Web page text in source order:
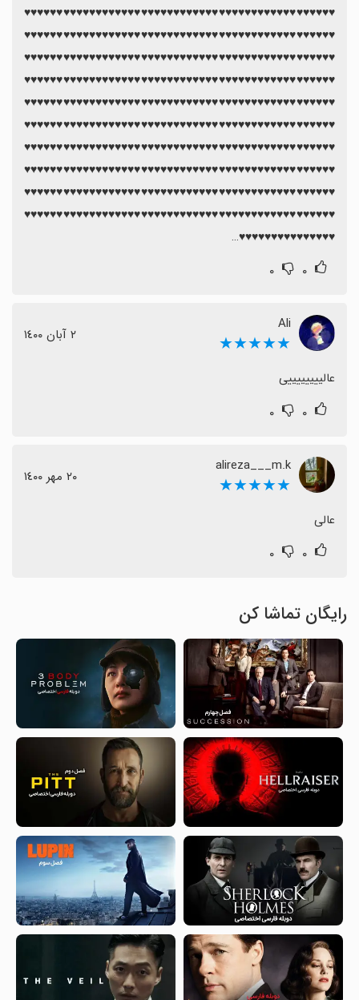
♥♥♥♥♥♥♥♥♥♥♥♥♥♥♥♥♥♥♥♥♥♥♥♥♥♥♥♥♥♥♥♥♥♥♥♥♥♥♥♥♥♥♥♥♥♥♥♥
♥♥♥♥♥♥♥♥♥♥♥♥♥♥♥♥♥♥♥♥♥♥♥♥♥♥♥♥♥♥♥♥♥♥♥♥♥♥♥♥♥♥♥♥♥♥♥♥
♥♥♥♥♥♥♥♥♥♥♥♥♥♥♥♥♥♥♥♥♥♥♥♥♥♥♥♥♥♥♥♥♥♥♥♥♥♥♥♥♥♥♥♥♥♥♥♥
♥♥♥♥♥♥♥♥♥♥♥♥♥♥♥♥♥♥♥♥♥♥♥♥♥♥♥♥♥♥♥♥♥♥♥♥♥♥♥♥♥♥♥♥♥♥♥♥
♥♥♥♥♥♥♥♥♥♥♥♥♥♥♥♥♥♥♥♥♥♥♥♥♥♥♥♥♥♥♥♥♥♥♥♥♥♥♥♥♥♥♥♥♥♥♥♥
♥♥♥♥♥♥♥♥♥♥♥♥♥♥♥♥♥♥♥♥♥♥♥♥♥♥♥♥♥♥♥♥♥♥♥♥♥♥♥♥♥♥♥♥♥♥♥♥
♥♥♥♥♥♥♥♥♥♥♥♥♥♥♥♥♥♥♥♥♥♥♥♥♥♥♥♥♥♥♥♥♥♥♥♥♥♥♥♥♥♥♥♥♥♥♥♥
♥♥♥♥♥♥♥♥♥♥♥♥♥♥♥♥♥♥♥♥♥♥♥♥♥♥♥♥♥♥♥♥♥♥♥♥♥♥♥♥♥♥♥♥♥♥♥♥
♥♥♥♥♥♥♥♥♥♥♥♥♥♥♥♥♥♥♥♥♥♥♥♥♥♥♥♥♥♥♥♥♥♥♥♥♥♥♥♥♥♥♥♥♥♥♥♥
♥♥♥♥♥♥♥♥♥♥♥♥♥♥♥♥♥♥♥♥♥♥♥♥♥♥♥♥♥♥♥♥♥♥♥♥♥♥♥♥♥♥♥♥♥♥♥♥
♥♥♥♥♥♥♥♥♥♥♥♥♥♥♥…
۰ ۰
Ali
★★★★★ ٢ آبان ١٤٠٠
عالییییییییی
۰ ۰
alireza___m.k
★★★★★ ٢٠ مهر ١٤٠٠
عالی
۰ ۰
رایگان تماشا کن